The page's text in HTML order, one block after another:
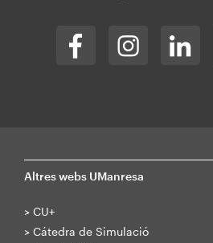
Altres webs UManresa
> CU+
> Cátedra de Simulació